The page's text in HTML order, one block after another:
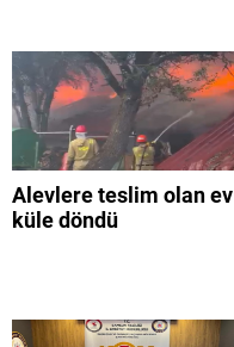
Alevlere teslim olan ev
küle döndü